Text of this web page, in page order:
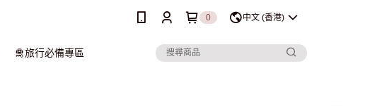
0 中文 (香港)
🛅旅行必備專區